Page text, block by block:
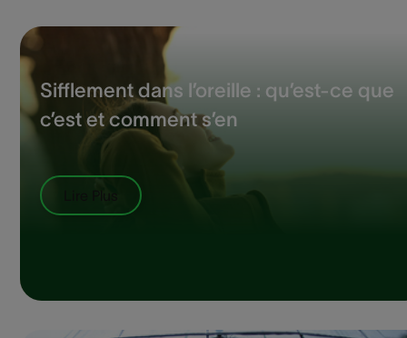
Sifflement dans l’oreille : qu’est-ce que
c’est et comment s’en